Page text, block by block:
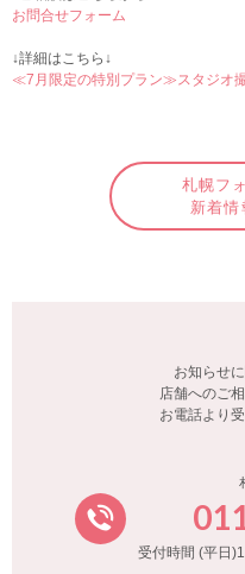
お問合せフォーム
↓詳細はこちら↓
≪7月限定の特別プラン≫スタジオ
札幌フ
新着情
お知らせ
店舗へのご
お電話より
受付時間 (平日